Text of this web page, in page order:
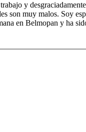
y
son muy malos. Soy
en Belmopan y ha